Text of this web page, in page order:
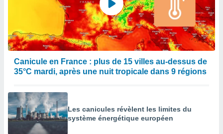
Canicule en France : plus de 15 villes au-dessus de
35°C mardi, après une nuit tropicale dans 9 régions
Les canicules révèlent les limites du
système énergétique européen